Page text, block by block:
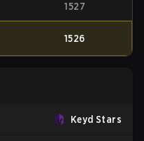
1527
1526
Keyd Stars